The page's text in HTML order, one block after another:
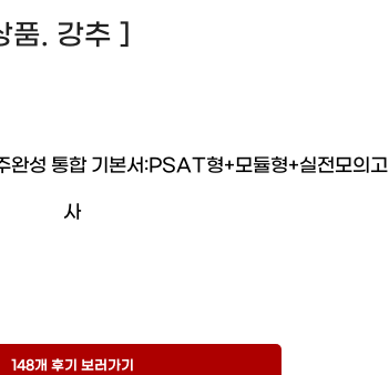
품. 강추 ]
성 통합 기본서:PSAT형+모듈형+실전모의고
사
148개 후기 보러가기